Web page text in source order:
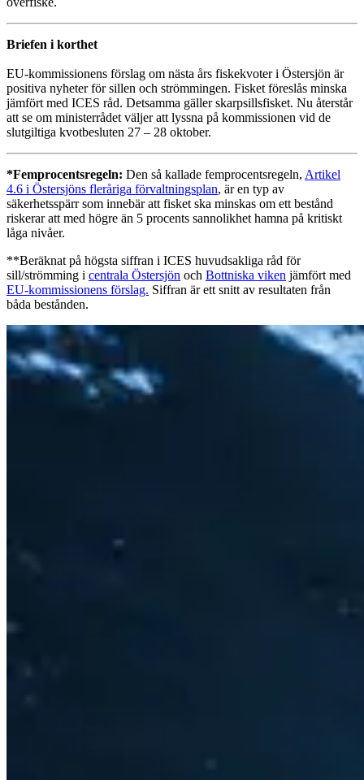
Briefen i korthet
EU-kommissionens förslag om nästa års fiskekvoter i Östersjön är
positiva nyheter för sillen och strömmingen. Fisket föreslås minska
jämfört med ICES råd. Detsamma gäller skarpsillsfisket. Nu återstår
att se om ministerrådet väljer att lyssna på kommissionen vid de
slutgiltiga kvotbesluten 27 – 28 oktober.
*Femprocentsregeln: Den så kallade femprocentsregeln, Artikel
4.6 i Östersjöns fleråriga förvaltningsplan, är en typ av
säkerhetsspärr som innebär att fisket ska minskas om ett bestånd
riskerar att med högre än 5 procents sannolikhet hamna på kritiskt
låga nivåer.
**Beräknat på högsta siffran i ICES huvudsakliga råd för
sill/strömming i centrala Östersjön och Bottniska viken jämfört med
EU-kommissionens förslag. Siffran är ett snitt av resultaten från
båda bestånden.